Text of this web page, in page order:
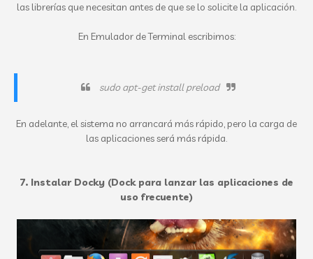
las librerías que necesitan antes de que se lo solicite la aplicación.
En Emulador de Terminal escribimos:
sudo apt-get install preload
En adelante, el sistema no arrancará más rápido, pero la carga de
las aplicaciones será más rápida.
7. Instalar Docky (Dock para lanzar las aplicaciones de
uso frecuente)